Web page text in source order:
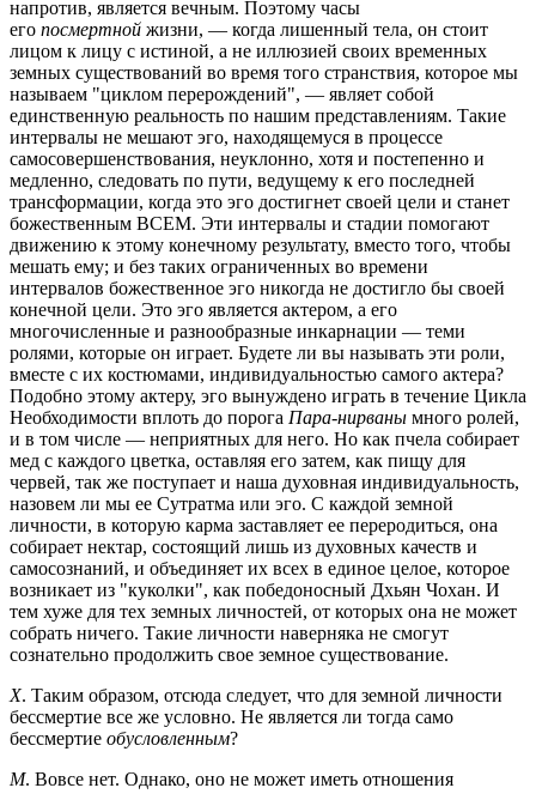
напротив, является вечным. Поэтому часы
его посмертной жизни, — когда лишенный тела, он стоит
лицом к лицу с истиной, а не иллюзией своих временных
земных существований во время того странствия, которое мы
называем "циклом перерождений", — являет собой
единственную реальность по нашим представлениям. Такие
интервалы не мешают эго, находящемуся в процессе
самосовершенствования, неуклонно, хотя и постепенно и
медленно, следовать по пути, ведущему к его последней
трансформации, когда это эго достигнет своей цели и станет
божественным ВСЕМ. Эти интервалы и стадии помогают
движению к этому конечному результату, вместо того, чтобы
мешать ему; и без таких ограниченных во времени
интервалов божественное эго никогда не достигло бы своей
конечной цели. Это эго является актером, а его
многочисленные и разнообразные инкарнации — теми
ролями, которые он играет. Будете ли вы называть эти роли,
вместе с их костюмами, индивидуальностью самого актера?
Подобно этому актеру, эго вынуждено играть в течение Цикла
Необходимости вплоть до порога Пара-нирваны много ролей,
и в том числе — неприятных для него. Но как пчела собирает
мед с каждого цветка, оставляя его затем, как пищу для
червей, так же поступает и наша духовная индивидуальность,
назовем ли мы ее Сутратма или эго. С каждой земной
личности, в которую карма заставляет ее переродиться, она
собирает нектар, состоящий лишь из духовных качеств и
самосознаний, и объединяет их всех в единое целое, которое
возникает из "куколки", как победоносный Дхьян Чохан. И
тем хуже для тех земных личностей, от которых она не может
собрать ничего. Такие личности наверняка не смогут
сознательно продолжить свое земное существование.
Х. Таким образом, отсюда следует, что для земной личности
бессмертие все же условно. Не является ли тогда само
бессмертие обусловленным?
М. Вовсе нет. Однако, оно не может иметь отношения